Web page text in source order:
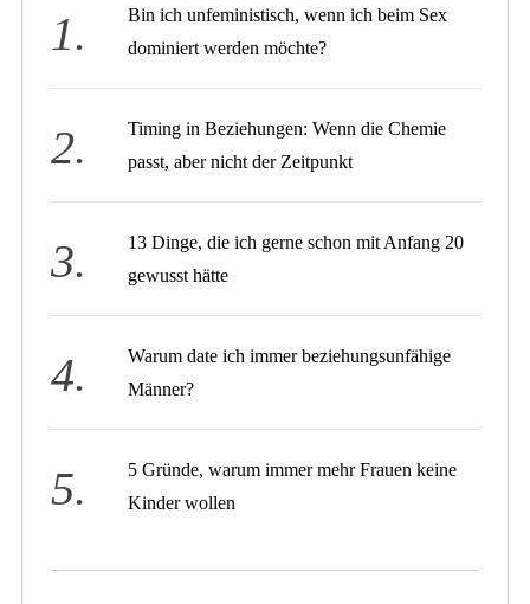
Bin ich unfeministisch, wenn ich beim Sex
dominiert werden möchte?
Timing in Beziehungen: Wenn die Chemie
passt, aber nicht der Zeitpunkt
13 Dinge, die ich gerne schon mit Anfang 20
gewusst hätte
Warum date ich immer beziehungsunfähige
Männer?
5 Gründe, warum immer mehr Frauen keine
Kinder wollen